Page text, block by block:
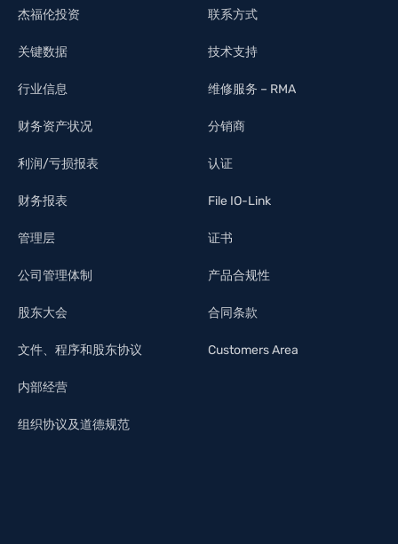
杰福伦投资
关键数据
行业信息
财务资产状况
利润/亏损报表
财务报表
管理层
公司管理体制
股东大会
文件、程序和股东协议
内部经营
组织协议及道德规范
联系方式
技术支持
维修服务 – RMA
分销商
认证
File IO-Link
证书
产品合规性
合同条款
Customers Area